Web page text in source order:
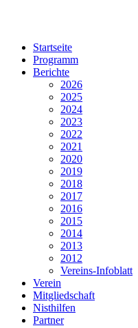
Startseite
Programm
Berichte
2026
2025
2024
2023
2022
2021
2020
2019
2018
2017
2016
2015
2014
2013
2012
Vereins-Infoblatt
Verein
Mitgliedschaft
Nisthilfen
Partner